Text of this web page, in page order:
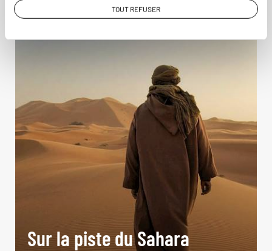
TOUT REFUSER
Sur la piste du Sahara